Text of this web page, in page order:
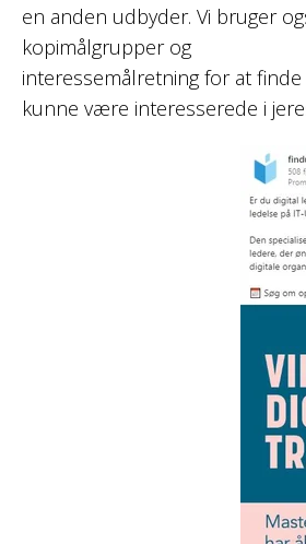
en anden udbyder. Vi bruger
kopimålgrupper og
interessemålretning for at
kunne være interesserede i